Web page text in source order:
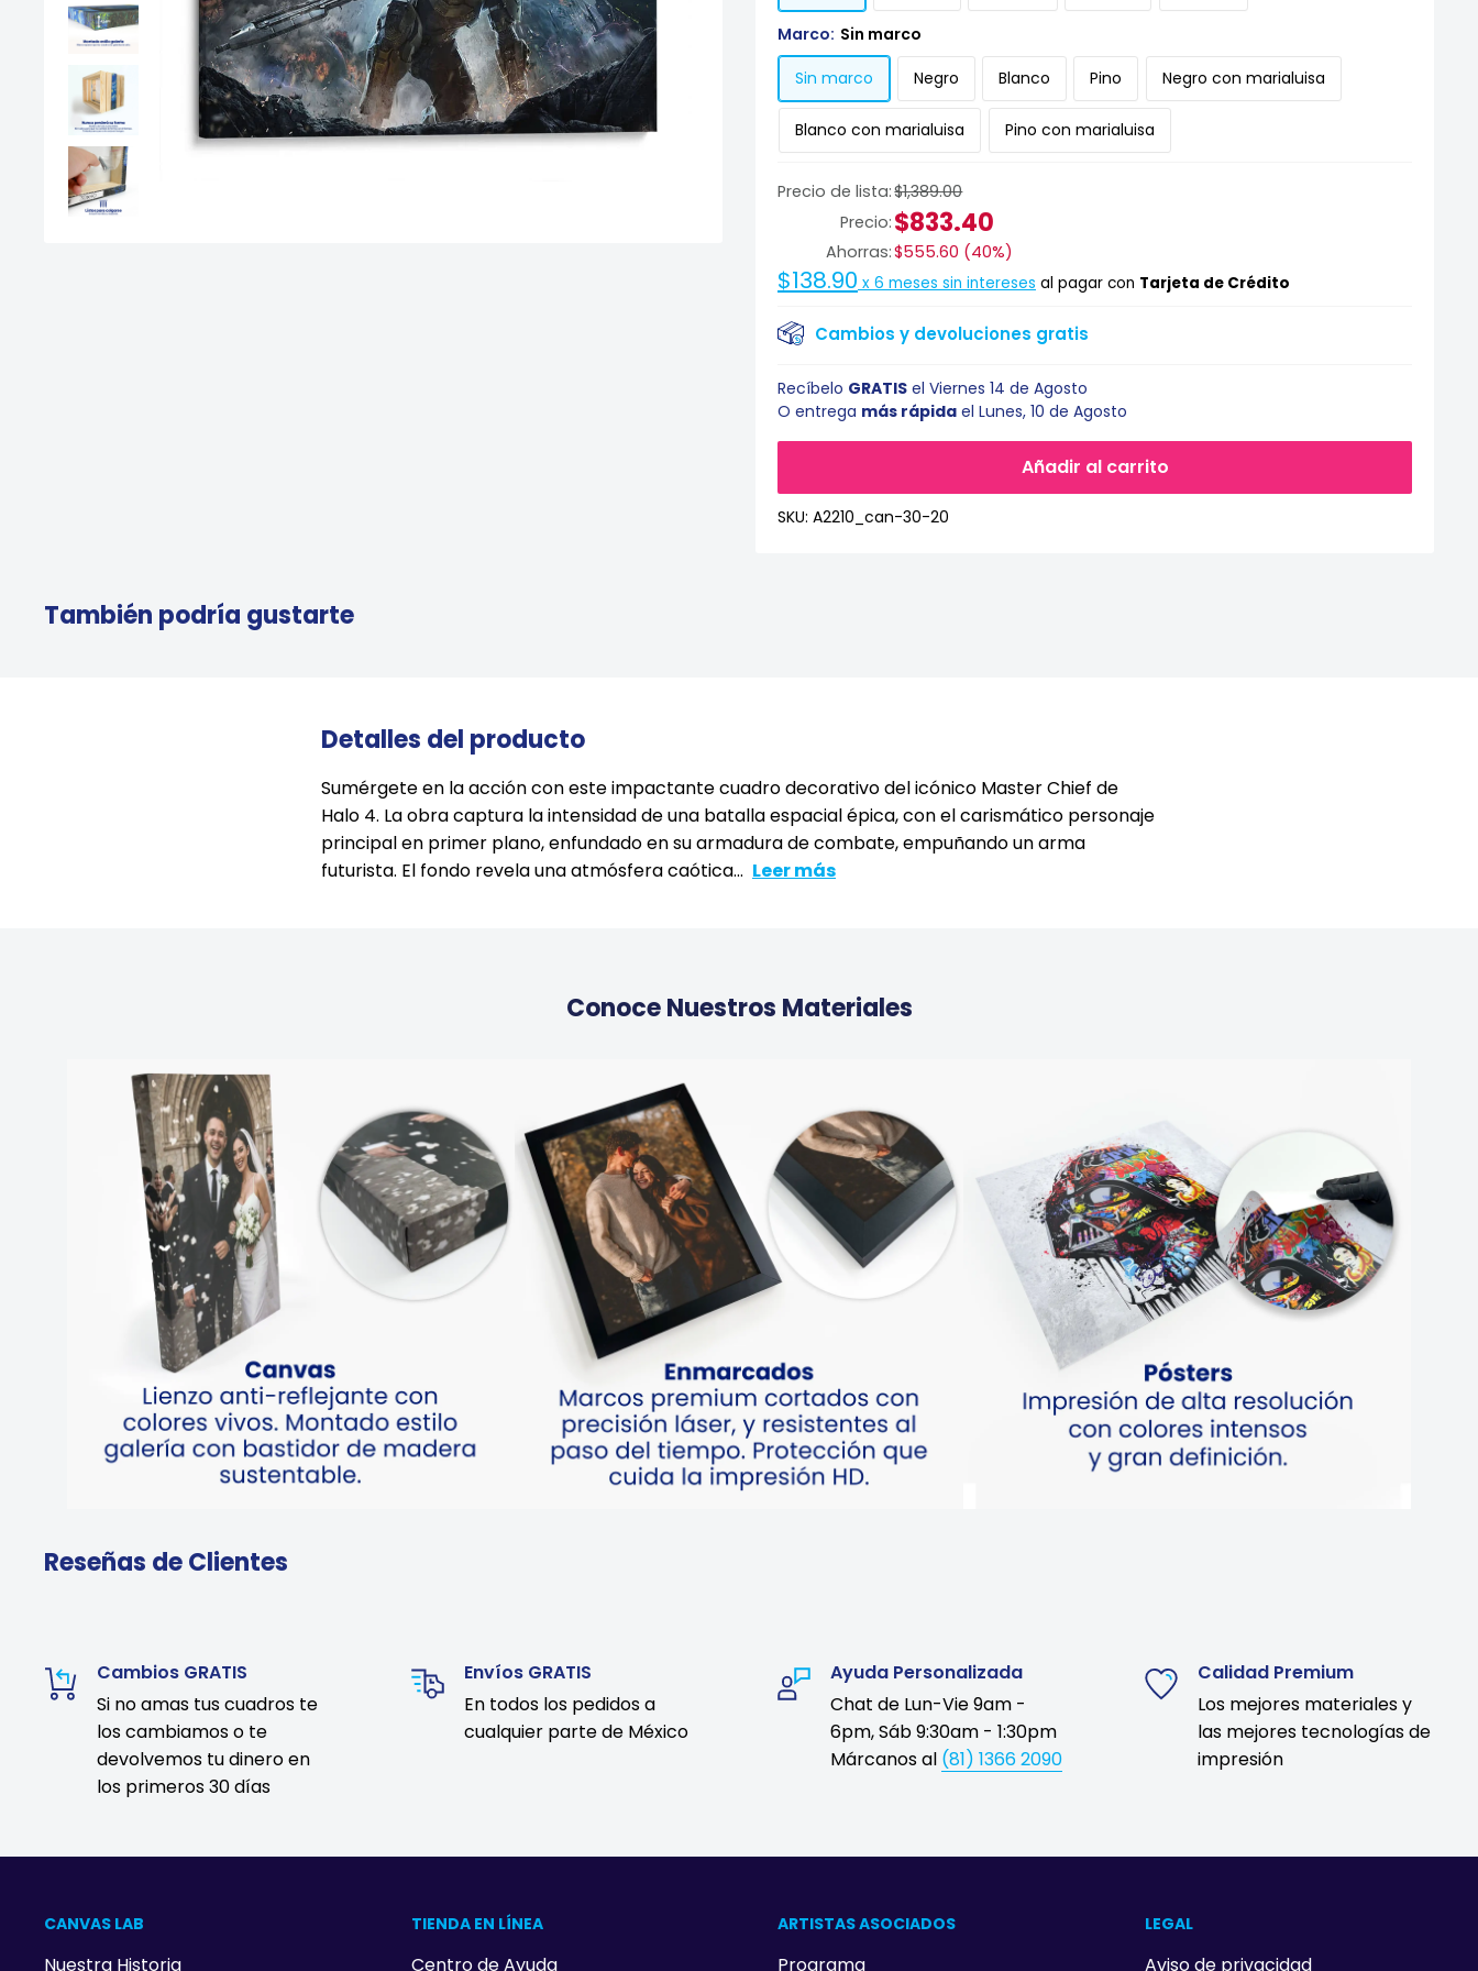
Precio de lista:$1,389.00
Precio: $833.40
Ahorras:$555.60 (40%)
$138.90 x 6 meses sin intereses al pagar con Tarjeta de Crédito
Cambios y devoluciones gratis
Marco: Sin marco
Sin marco Negro Blanco Pino Negro con marialuisa
Blanco con marialuisa Pino con marialuisa
Añadir al carrito
Recíbelo GRATIS el Viernes 14 de Agosto
O entrega más rápida el Lunes, 10 de Agosto
SKU: A2210_can-30-20
También podría gustarte
Detalles del producto
Sumérgete en la acción con este impactante cuadro decorativo del icónico Master Chief de
Halo 4. La obra captura la intensidad de una batalla espacial épica, con el carismático personaje
principal en primer plano, enfundado en su armadura de combate, empuñando un arma
futurista. El fondo revela una atmósfera caótica... Leer más
Conoce Nuestros Materiales
Reseñas de Clientes
Cambios GRATIS
Si no amas tus cuadros te
los cambiamos o te
devolvemos tu dinero en
los primeros 30 días
Envíos GRATIS
En todos los pedidos a
cualquier parte de México
Ayuda Personalizada
Chat de Lun-Vie 9am -
6pm, Sáb 9:30am - 1:30pm
Márcanos al (81) 1366 2090
Calidad Premium
Los mejores materiales y
las mejores tecnologías de
impresión
CANVAS LAB
Nuestra Historia
TIENDA EN LÍNEA
Centro de Ayuda
ARTISTAS ASOCIADOS
Programa
LEGAL
Aviso de privacidad